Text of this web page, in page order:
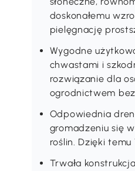
doskonałemu
pielęgnację
Wygodne
chwastami i
rozwiązanie dla
ogrodnictwem bez
Odpowiednia
gromadzeniu się
roślin. Dzięki
Trwała